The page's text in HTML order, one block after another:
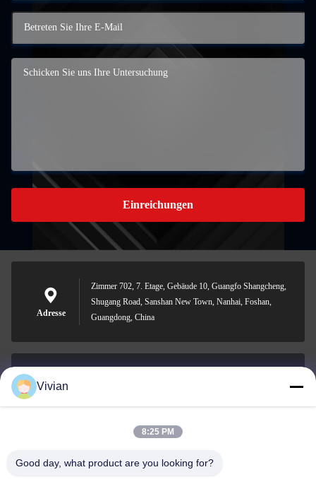
Einreichungen
Adresse
Zimmer 702, 7. Etage, Gebäude 10, Guangfo Shangcheng,
Shugang Road, Sanshan New Town, Nanhai, Foshan,
Guangdong, China
0086-158-1879-0524
Vivian
8:25 PM
Good day, what product are you looking for?